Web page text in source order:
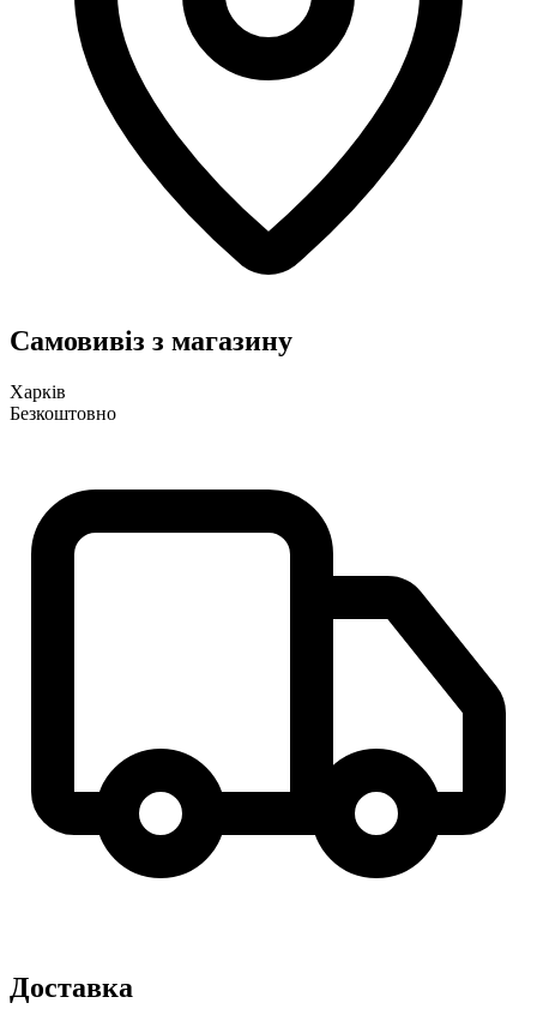
Самовивіз з магазину
Харків
Безкоштовно
Доставка